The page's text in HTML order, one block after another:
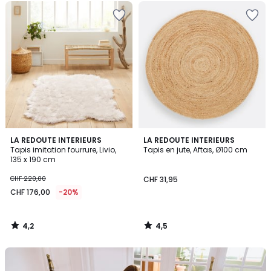
LA REDOUTE INTERIEURS
Tapis imitation fourrure, Livio,
135 x 190 cm
CHF 220,00
CHF 176,00 -20%
4,2
/ 5
4,2
/
Notre
LA REDOUTE INTERIEURS
Tapis en jute, Aftas, Ø100 cm
CHF 31,95
4,5
/ 5
4,5
/